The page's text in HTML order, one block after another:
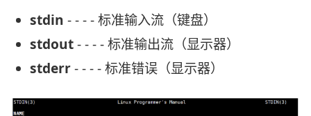
stdin - - - - 标准输入流（键盘）
stdout- - - - 标准输出流（显示器）
stderr- - - - 标准错误（显示器）